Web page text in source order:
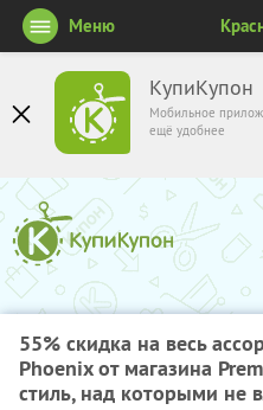
КупиКупон
Мобильное
ещё удобнее
Меню
55% скидка на весь
Phoenix от магазина
стиль, над которыми не